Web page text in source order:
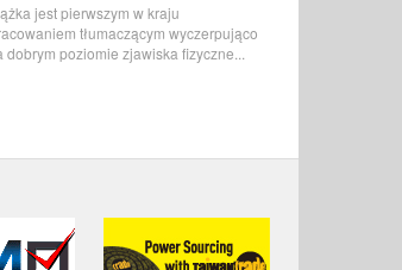
jest pierwszym w kraju
tłumaczącym wyczerpująco
dobrym poziomie zjawiska fizyczne...